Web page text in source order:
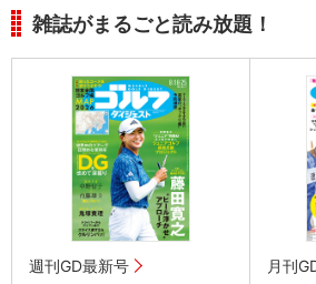
雑誌がまるごと読み放題！
週刊GD最新号 月刊